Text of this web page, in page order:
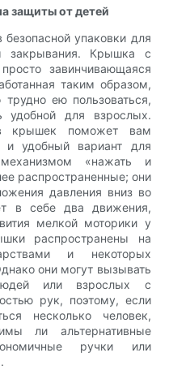
защиты от детей
упаковки для
закрывания. Крышка с
завинчивающаяся
таким образом,
ею пользоваться,
удобной для взрослых.
крышек поможет вам
и удобный вариант для
«нажать и
распространенные; они
давления вниз во
в себе два движения,
мелкой моторики у
распространены на
и некоторых
они могут вызывать
или взрослых с
рук, поэтому, если
несколько человек,
ли альтернативные
ручки или